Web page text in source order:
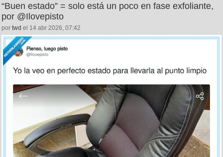
“Buen estado” = solo está un poco en fase exfoliante,
por @Ilovepisto
por twd el 14 abr 2026, 07:42